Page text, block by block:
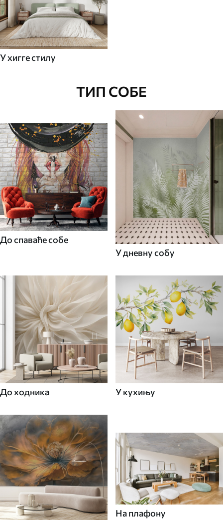
У хигге стилу
ТИП СОБЕ
До спаваће собе
У дневну собу
До ходника У кухињу
На плафону